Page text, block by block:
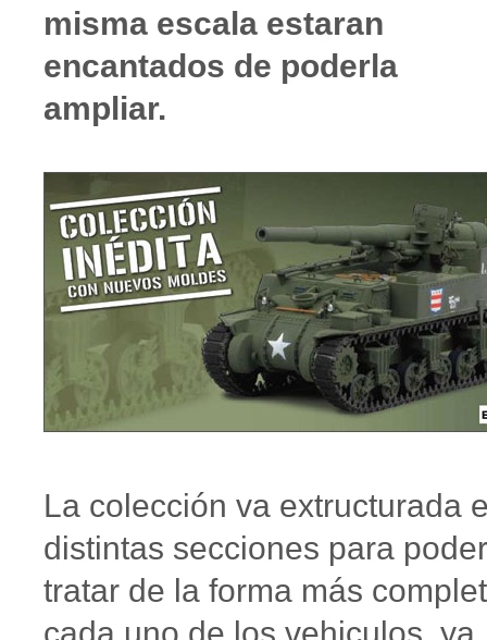
misma escala estaran
encantados de poderla
ampliar.
La colección va extructurada
distintas secciones para poder
tratar de la forma más
cada uno de los vehiculos, ya